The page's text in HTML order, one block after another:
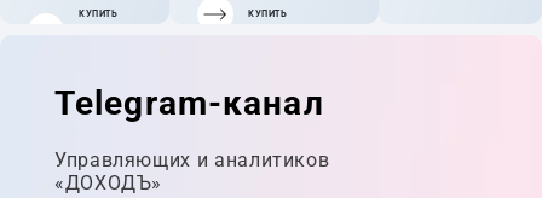
КУПИТЬ
КУПИТЬ
Telegram-канал
Управляющих и аналитиков
«ДОХОДЪ»